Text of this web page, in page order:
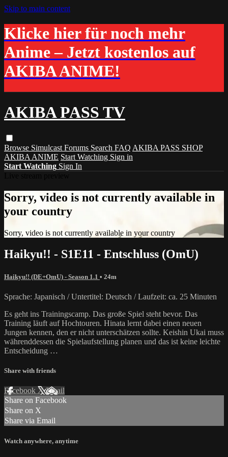
Skip to main content
Klicke hier für noch mehr
Anime – Jetzt kostenlos auf
AKIBA ANIME!
AKIBA PASS TV
Browse Simulcast Forums Search FAQ AKIBA PASS SHOP
AKIBA ANIME Start Watching Sign in
Start Watching Sign In
Sorry, video is not currently available in
your country
Sorry, video is not currently available in your country
Haikyu!! - S1E11 - Entschluss (OmU)
Haikyu!! (DE+OmU) - Season 1.1 • 24m
Sprache: Japanisch / Untertitel: Deutsch / Laufzeit: ca. 25 Minuten
Es geht ins Trainingscamp. Das große Spiel steht bevor. Das
Training läuft auf Hochtouren. Hinata lernt dabei einen neuen
Jungen kennen, den er nicht unterschätzen sollte. Keishin Ukai muss
währenddessen die Spielaufstellung planen und das ist keine leichte
Entscheidung …
Share with friends
Facebook XEmail
Share on Facebook
Share on X
Share via Email
Watch anywhere, anytime